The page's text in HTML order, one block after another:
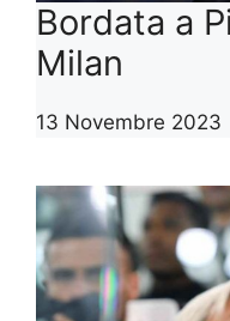
Bordata a
Milan
13 Novembre 2023